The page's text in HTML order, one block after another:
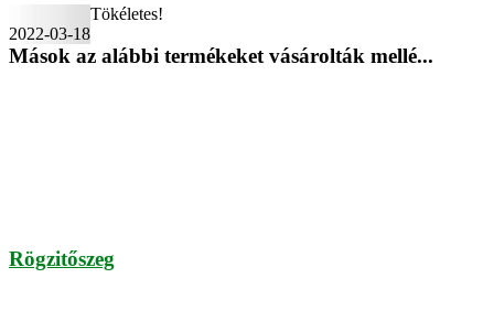
2022-03-18
Tökéletes!
Mások az alábbi termékeket vásárolták mellé...
Rögzitőszeg